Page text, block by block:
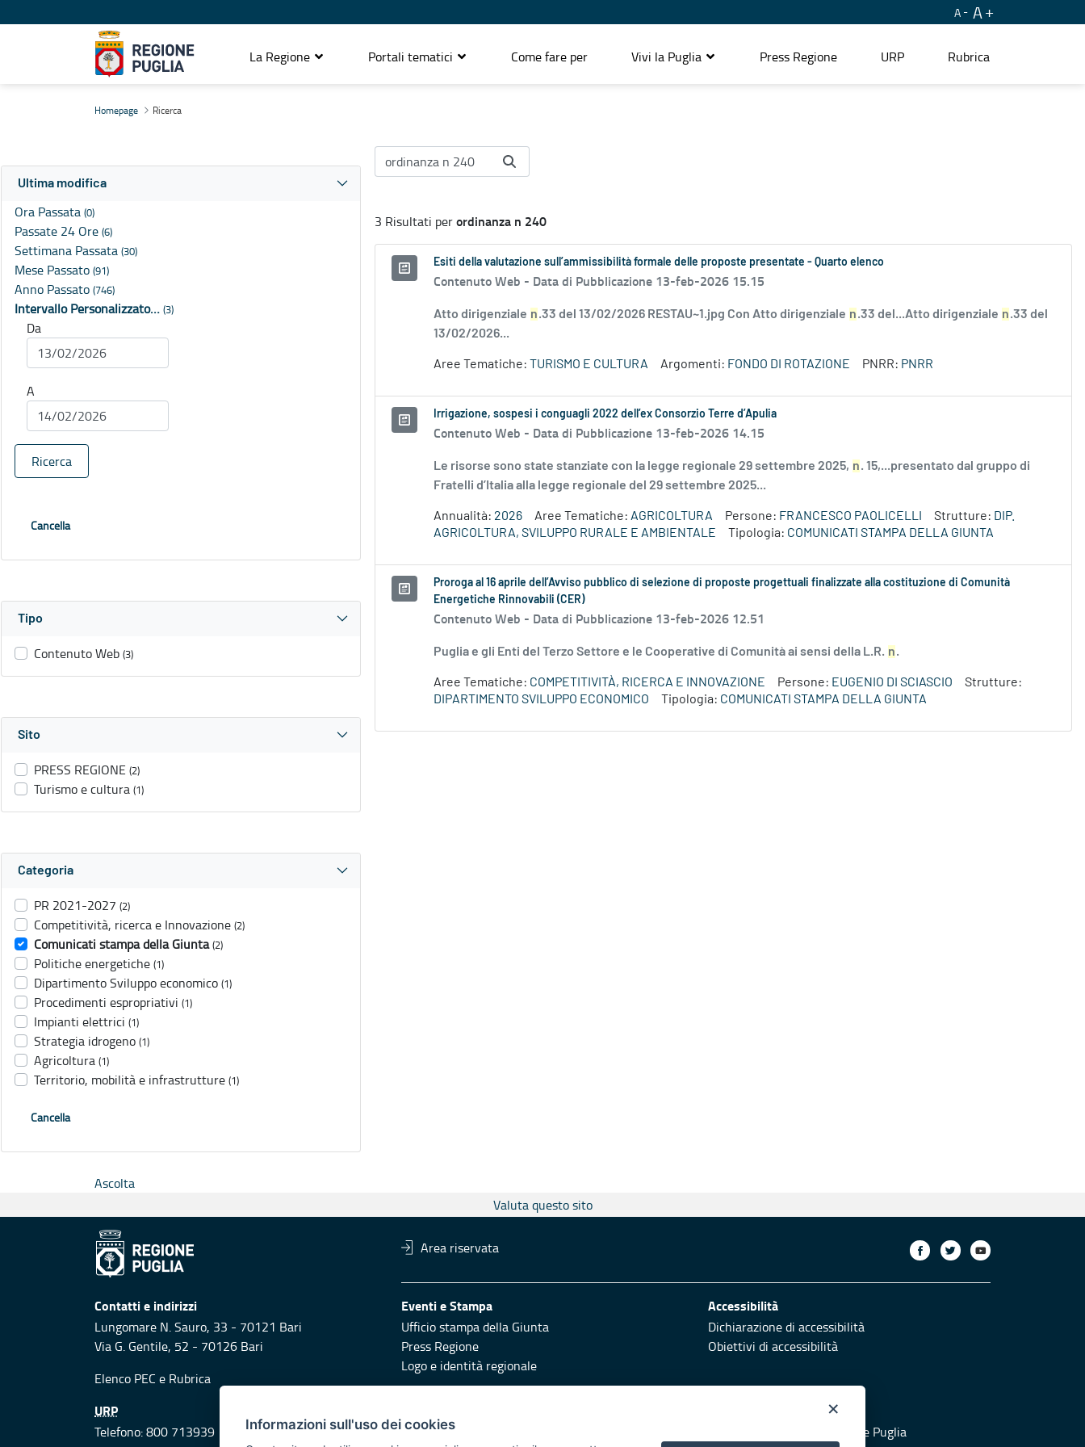
A A
La Regione Portali tematici Come fare per Vivi la Puglia Press Regione URP Rubrica
Homepage Ricerca
Ultima modifica
Ora Passata (0)
Passate 24 Ore (6)
Settimana Passata (30)
Mese Passato (91)
Anno Passato (746)
Intervallo Personalizzato… (3)
Da
A
Ricerca
Cancella
Tipo
Contenuto Web (3)
Sito
PRESS REGIONE (2)
Turismo e cultura (1)
Categoria
PR 2021-2027 (2)
Competitività, ricerca e Innovazione (2)
Comunicati stampa della Giunta (2)
Politiche energetiche (1)
Dipartimento Sviluppo economico (1)
Procedimenti espropriativi (1)
Impianti elettrici (1)
Strategia idrogeno (1)
Agricoltura (1)
Territorio, mobilità e infrastrutture (1)
Cancella
3 Risultati perordinanza n 240
Esiti della valutazione sull’ammissibilità formale delle proposte presentate - Quarto elenco
Contenuto Web - Data di Pubblicazione 13-feb-2026 15.15
Atto dirigenziale n.33 del 13/02/2026 RESTAU~1.jpg Con Atto dirigenziale n.33 del...Atto dirigenziale n.33 del
13/02/2026...
Aree Tematiche: TURISMO E CULTURA Argomenti: FONDO DI ROTAZIONE PNRR: PNRR
Irrigazione, sospesi i conguagli 2022 dell’ex Consorzio Terre d’Apulia
Contenuto Web - Data di Pubblicazione 13-feb-2026 14.15
Le risorse sono state stanziate con la legge regionale 29 settembre 2025, n. 15,...presentato dal gruppo di
Fratelli d’Italia alla legge regionale del 29 settembre 2025...
Annualità: 2026 Aree Tematiche: AGRICOLTURA Persone: FRANCESCO PAOLICELLI Strutture: DIP.
AGRICOLTURA, SVILUPPO RURALE E AMBIENTALE
Tipologia: COMUNICATI STAMPA DELLA GIUNTA
Proroga al 16 aprile dell’Avviso pubblico di selezione di proposte progettuali finalizzate alla costituzione di Comunità
Energetiche Rinnovabili (CER)
Contenuto Web - Data di Pubblicazione 13-feb-2026 12.51
Puglia e gli Enti del Terzo Settore e le Cooperative di Comunità ai sensi della L.R. n.
Aree Tematiche: COMPETITIVITÀ, RICERCA E INNOVAZIONE Persone: EUGENIO DI SCIASCIO
Strutture:
DIPARTIMENTO SVILUPPO ECONOMICO
Tipologia: COMUNICATI STAMPA DELLA GIUNTA
Ascolta
Valuta questo sito
Area riservata
Contatti e indirizzi
Lungomare N. Sauro, 33 - 70121 Bari
Via G. Gentile, 52 - 70126 Bari
Elenco PEC e Rubrica
Eventi e Stampa
Ufficio stampa della Giunta
Press Regione
Logo e identità regionale
Accessibilità
Dichiarazione di accessibilità
Obiettivi di accessibilità
URP
Telefono: 800 713939
Responsabili di pubblicazione Vai al sito di Protezione Civile Puglia
×
Informazioni sull'uso dei cookies